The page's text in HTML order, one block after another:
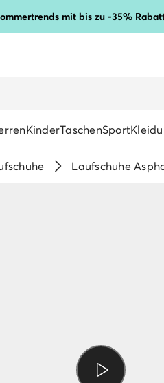
mit bis zu -35%
KinderTaschenSport
Laufschuhe